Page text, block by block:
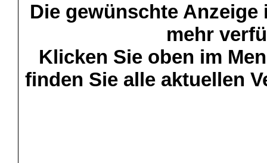
Die gewünschte
mehr
Klicken Sie oben im
finden Sie alle aktuellen